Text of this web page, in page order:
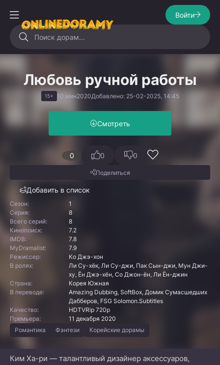
Войти
Любовь ручной работы
15+ 10 мин2020Добавлено: 25-02-2025, 14:45
Смотреть
0
Добавить в список
0 0
Поделиться
Сезон:
1
Серия:
8
Всего серий:
8
Кинопоиск:
7.2
IMDB:
7.8
MyDramalist:
7.9
Режиссер:
Ко Джэ-хон
В ролях:
Ли Су-хёк, Ли Су-джи, Пак Сын-джи, Мун Джи-
ху, Ён Джэ-хён, Со Джон-ён, Ли Ён-джин
Страна:
Корея Южная
В переводе:
Amazing Dubbing, SoftBox, Домик Сумасшедших
Дабберов, FSG Solomon.Subtitles
Качество:
HDTVRip 720p
Премьера:
11 декабря 2020
Романтика
Фэнтези Корейские дорамы
Ким Ха-ри — талантливый дизайнер аксессуаров,